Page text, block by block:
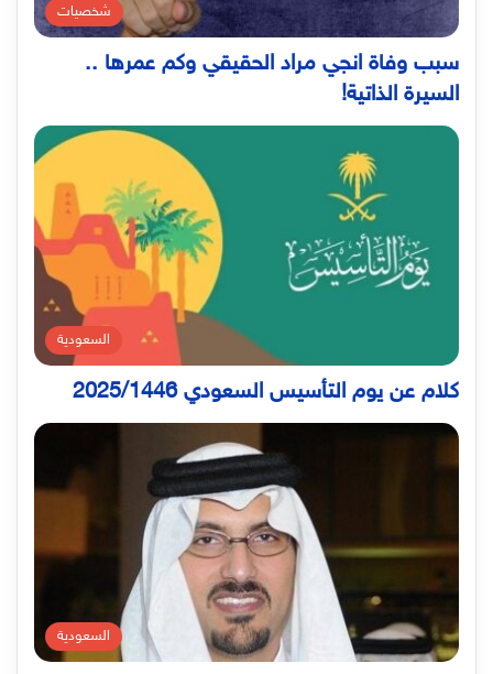
شخصيات
سبب وفاة انجي مراد الحقيقي وكم عمرها ..
السيرة الذاتية!
السعودية
كلام عن يوم التأسيس السعودي 2025/1446
السعودية